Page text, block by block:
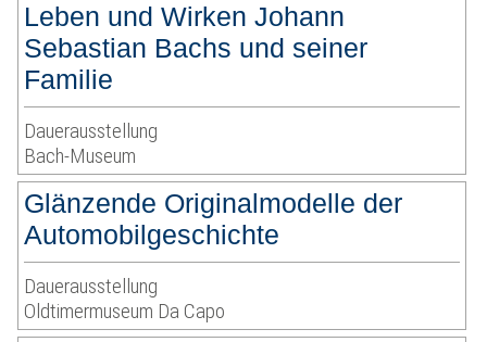
Leben und Wirken Johann
Sebastian Bachs und seiner
Familie
Dauerausstellung
Bach-Museum
Glänzende Originalmodelle der
Automobilgeschichte
Dauerausstellung
Oldtimermuseum Da Capo